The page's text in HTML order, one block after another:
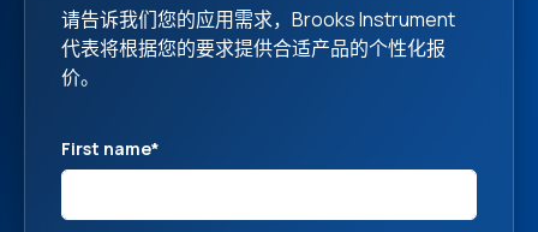
请告诉我们您的应用需求，Brooks Instrument
代表将根据您的要求提供合适产品的个性化报
价。
First name*